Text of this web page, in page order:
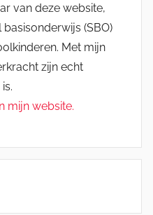
van deze website,
(SBO)
Met mijn
zijn echt
mijn website.